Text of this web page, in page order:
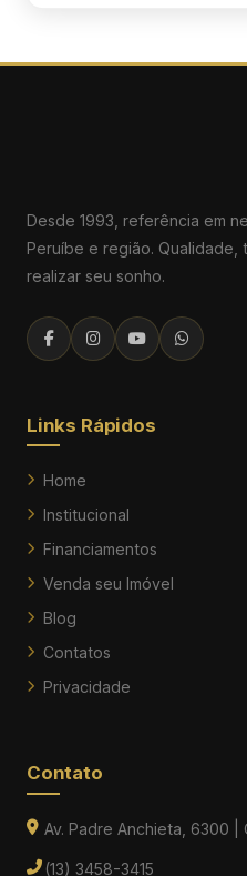
Desde 1993, referência em
Peruíbe e região. Qualidade,
realizar seu sonho.
Links Rápidos
Home
Institucional
Financiamentos
Venda seu Imóvel
Blog
Contatos
Privacidade
Contato
Av. Padre Anchieta, 6300 |
(13) 3458-3415